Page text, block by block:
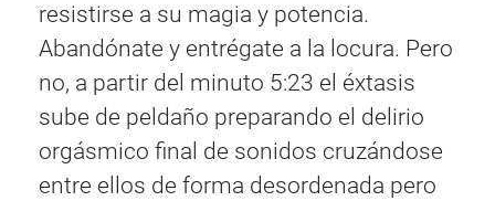
resistirse a su magia y potencia.
Abandónate y entrégate a la locura. Pero
no, a partir del minuto 5:23 el éxtasis
sube de peldaño preparando el delirio
orgásmico final de sonidos cruzándose
entre ellos de forma desordenada pero